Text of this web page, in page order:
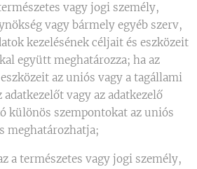
vagy jogi személy,
vagy bármely egyéb szerv,
kezelésének céljait és eszközeit
együtt meghatározza; ha az
az uniós vagy a tagállami
vagy az adatkezelő
különös szempontokat az uniós
meghatározhatja;
a természetes vagy jogi személy,